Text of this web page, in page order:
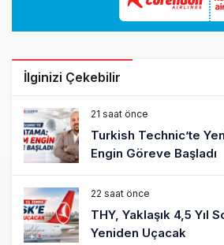
İlginizi Çekebilir
21 saat önce
Turkish Technic’te
Engin Göreve Başladı
22 saat önce
THY, Yaklaşık 4,5 Yıl
Yeniden Uçacak